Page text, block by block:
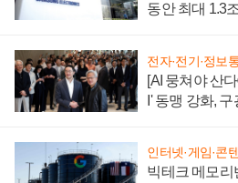
동안 최대 1.3
전자·전기·정보
[AI 뭉쳐야 산
I' 동맹 강화,
인터넷·게임·콘
빅테크 메모리